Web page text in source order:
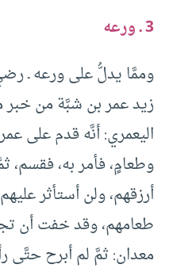
3 ـ ورعه
وممَّا يدلُّ على ورعه ـ
زيد عمر بن شبَّة من خبر
اليعمري: أنَّه قدم على
وطعامٍ، فأمر به، فقسم،
أرزقهم، ولن أستأثر
طعامهم، وقد خفت أن
معدان: ثمَّ لم أبرح